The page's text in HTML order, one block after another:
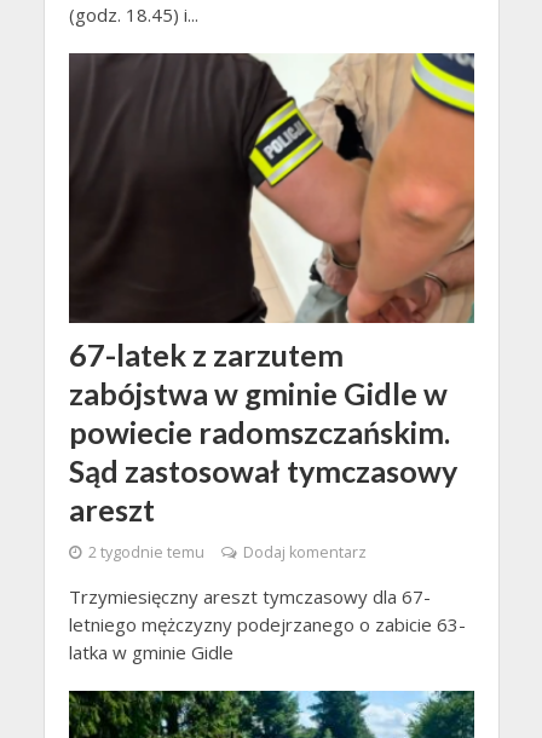
(godz. 18.45) i...
67-latek z zarzutem
zabójstwa w gminie Gidle w
powiecie radomszczańskim.
Sąd zastosował tymczasowy
areszt
2 tygodnie temu Dodaj komentarz
Trzymiesięczny areszt tymczasowy dla 67-
letniego mężczyzny podejrzanego o zabicie 63-
latka w gminie Gidle